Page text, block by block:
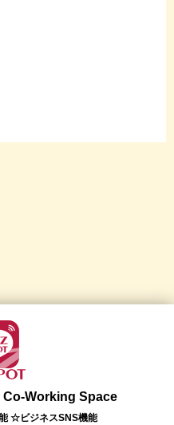
Working Space
☆ビジネスSNS機能